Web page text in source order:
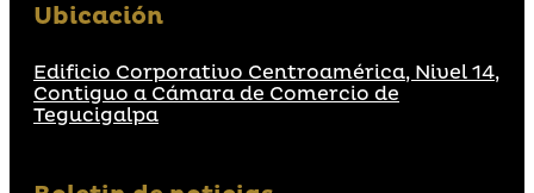
Ubicación
Edificio Corporativo Centroamérica, Nivel 14,
Contiguo a Cámara de Comercio de
Tegucigalpa